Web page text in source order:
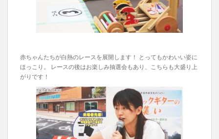
赤ちゃんたちが白熱のレースを展開します！ とってもかわいい姿に
ほっこり。 レースの後はお楽しみ抽選会もあり、こちらも大盛り上
がりです！